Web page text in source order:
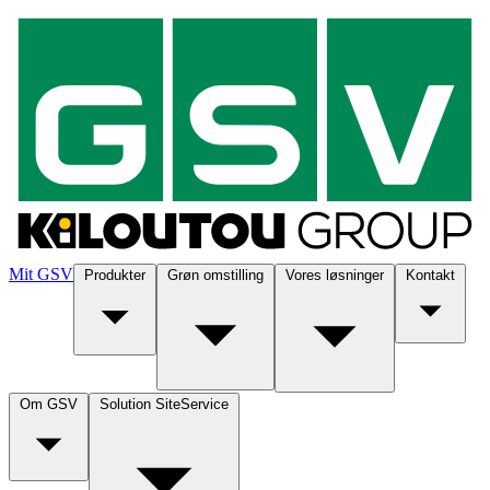
Mit GSV Produkter Grøn omstilling Vores løsninger Kontakt
Om GSV Solution SiteService